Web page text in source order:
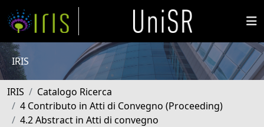
IRIS
IRIS
Catalogo Ricerca
4 Contributo in Atti di Convegno (Proceeding)
4.2 Abstract in Atti di convegno